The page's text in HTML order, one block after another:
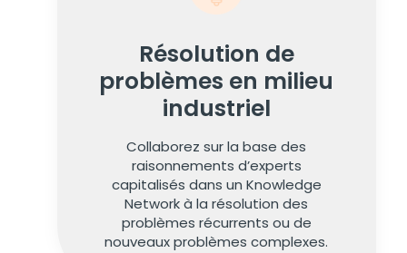
Résolution de
problèmes en milieu
industriel
Collaborez sur la base des
raisonnements d’experts
capitalisés dans un Knowledge
Network à la résolution des
problèmes récurrents ou de
nouveaux problèmes complexes.